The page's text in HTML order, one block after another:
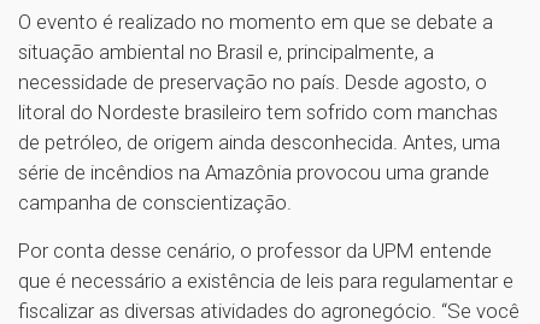
O evento é realizado no momento em que se debate a
situação ambiental no Brasil e, principalmente, a
necessidade de preservação no país. Desde agosto, o
litoral do Nordeste brasileiro tem sofrido com manchas
de petróleo, de origem ainda desconhecida. Antes, uma
série de incêndios na Amazônia provocou uma grande
campanha de conscientização.
Por conta desse cenário, o professor da UPM entende
que é necessário a existência de leis para regulamentar e
fiscalizar as diversas atividades do agronegócio. “Se você